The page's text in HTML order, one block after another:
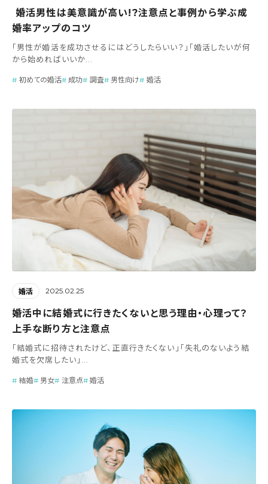
婚活男性は美意識が高い!?注意点と事例から学ぶ成
婚率アップのコツ
「男性が婚活を成功させるにはどうしたらいい？」「婚活したいが何
から始めればいいか...
初めての婚活 成功 調査 男性向け 婚活
婚活 2025.02.25
婚活中に結婚式に行きたくないと思う理由・心理って？
上手な断り方と注意点
「結婚式に招待されたけど、正直行きたくない」「失礼のないよう結
婚式を欠席したい」...
結婚 男女 注意点 婚活